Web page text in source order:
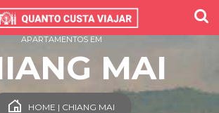
APARTAMENTOS EM
MAI
HOME | CHIANG MAI